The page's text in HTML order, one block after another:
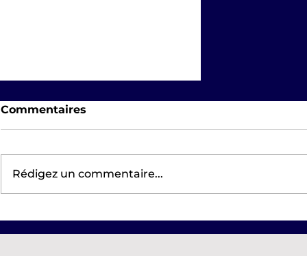
Commentaires
Rédigez un commentaire...